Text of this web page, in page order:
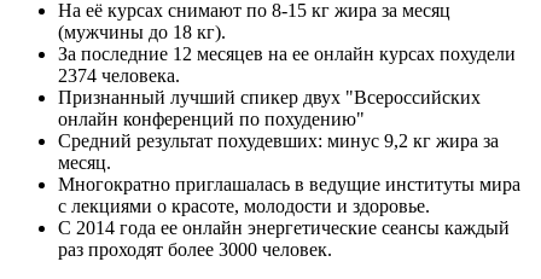
На её курсах снимают по 8-15 кг жира за месяц
(мужчины до 18 кг).
За последние 12 месяцев на ее онлайн курсах похудели
2374 человека.
Признанный лучший спикер двух "Всероссийских
онлайн конференций по похудению"
Средний результат похудевших: минус 9,2 кг жира за
месяц.
Многократно приглашалась в ведущие институты мира
с лекциями о красоте, молодости и здоровье.
С 2014 года ее онлайн энергетические сеансы каждый
раз проходят более 3000 человек.